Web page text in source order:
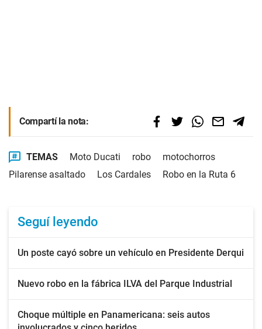
Compartí la nota:
TEMAS Moto Ducati robo
motochorros
Pilarense asaltado
Los Cardales Robo en la Ruta 6
Seguí leyendo
Un poste cayó sobre un vehículo en Presidente Derqui
Nuevo robo en la fábrica ILVA del Parque Industrial
Choque múltiple en Panamericana: seis autos